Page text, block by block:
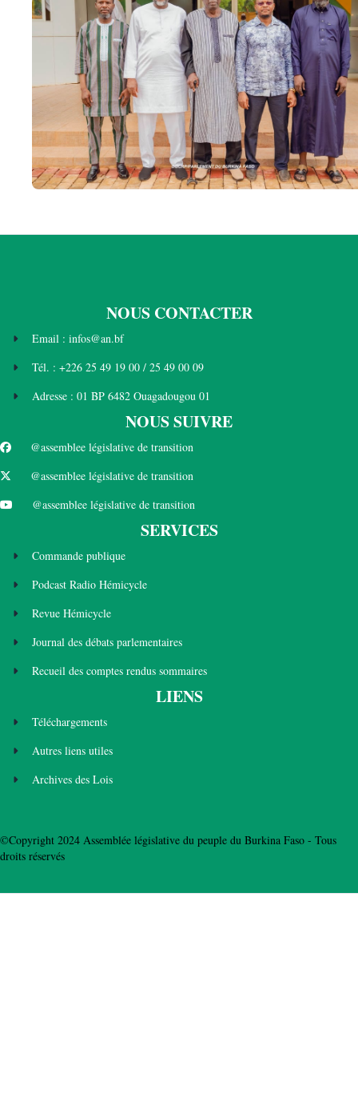
NOUS CONTACTER
Email : infos@an.bf
Tél. : +226 25 49 19 00 / 25 49 00 09
Adresse : 01 BP 6482 Ouagadougou 01
NOUS SUIVRE
@assemblee législative de transition
@assemblee législative de transition
@assemblee législative de transition
SERVICES
Commande publique
Podcast Radio Hémicycle
Revue Hémicycle
Journal des débats parlementaires
Recueil des comptes rendus sommaires
LIENS
Téléchargements
Autres liens utiles
Archives des Lois
©Copyright 2024 Assemblée législative du peuple du Burkina Faso - Tous
droits réservés